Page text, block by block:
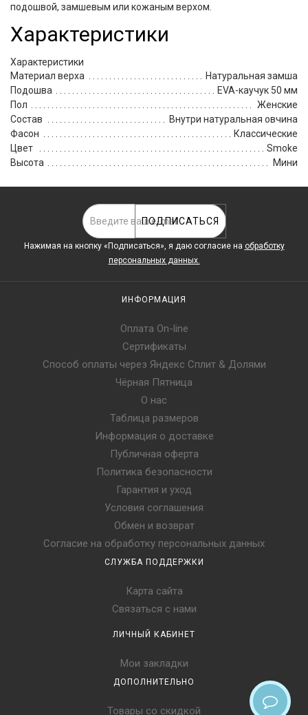
подошвой, замшевым или кожаным верхом.
Характеристики
Характеристики
Материал верха
Натуральная замша
Подошва
EVA-каучук 50 мм
Пол
Женские
Состав
Внутри натуральная овчина
Фасон
Классические
Цвет
Smoke
Высота
Мини
ПОДПИСАТЬСЯ
Нажимая на кнопку «Подписаться», я даю cогласие на обработку
персональных данных.
ИНФОРМАЦИЯ
Оплата On-line
Сертификаты
Способ оплаты через Яндекс Сплит & Долями
Чёрная Пятница
О нас
Таблица размеров
Информация о доставке
Публичная оферта
Политика безопасности
Гарантия и уход
Условия соглашения
Обмен и возврат
Согласие на обработку персональных данных
СЛУЖБА ПОДДЕРЖКИ
Карта сайта
Связаться с нами
ЛИЧНЫЙ КАБИНЕТ
Мои закладки
ДОПОЛНИТЕЛЬНО
Товары со скидкой